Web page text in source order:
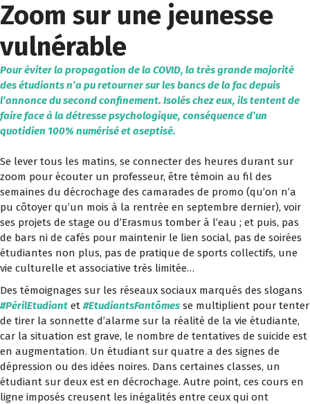
S
k
p
t
o
c
o
n
e
n
t
Zoom sur une jeunesse
vulnérable
Pour éviter la propagation de la COVID, la très grande majorité
des étudiants n’a pu retourner sur les bancs de la fac depuis
l’annonce du second confinement. Isolés chez eux, ils tentent de
faire face à la détresse psychologique, conséquence d’un
quotidien 100% numérisé et aseptisé.
Se lever tous les matins, se connecter des heures durant sur
zoom pour écouter un professeur, être témoin au fil des
semaines du décrochage des camarades de promo (qu’on n’a
pu côtoyer qu’un mois à la rentrée en septembre dernier), voir
ses projets de stage ou d’Erasmus tomber à l’eau ; et puis, pas
de bars ni de cafés pour maintenir le lien social, pas de soirées
étudiantes non plus, pas de pratique de sports collectifs, une
vie culturelle et associative très limitée…
Des témoignages sur les réseaux sociaux marqués des slogans
#PérilEtudiant et #EtudiantsFantômes se multiplient pour tenter
de tirer la sonnette d’alarme sur la réalité de la vie étudiante,
car la situation est grave, le nombre de tentatives de suicide est
en augmentation. Un étudiant sur quatre a des signes de
dépression ou des idées noires. Dans certaines classes, un
étudiant sur deux est en décrochage. Autre point, ces cours en
ligne imposés creusent les inégalités entre ceux qui ont